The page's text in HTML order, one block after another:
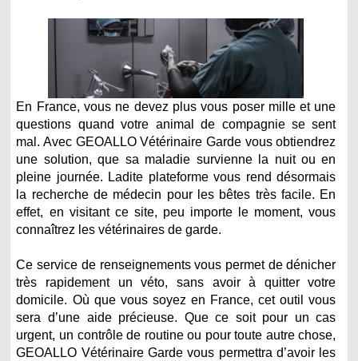
En France, vous ne devez plus vous poser mille et une
questions quand votre animal de compagnie se sent
mal. Avec GEOALLO Vétérinaire Garde vous obtiendrez
une solution, que sa maladie survienne la nuit ou en
pleine journée. Ladite plateforme vous rend désormais
la recherche de médecin pour les bêtes très facile. En
effet, en visitant ce site, peu importe le moment, vous
connaîtrez les vétérinaires de garde.
Ce service de renseignements vous permet de dénicher
très rapidement un véto, sans avoir à quitter votre
domicile. Où que vous soyez en France, cet outil vous
sera d’une aide précieuse. Que ce soit pour un cas
urgent, un contrôle de routine ou pour toute autre chose,
GEOALLO Vétérinaire Garde vous permettra d’avoir les